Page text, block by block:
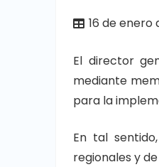
16 de enero
El director
mediante
para la
En tal
regionales y